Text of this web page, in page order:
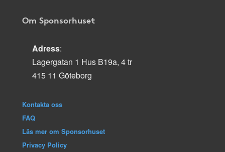
Om Sponsorhuset
Adress:
Lagergatan 1 Hus B19a, 4 tr
415 11 Göteborg
Kontakta oss
FAQ
Läs mer om Sponsorhuset
Privacy Policy